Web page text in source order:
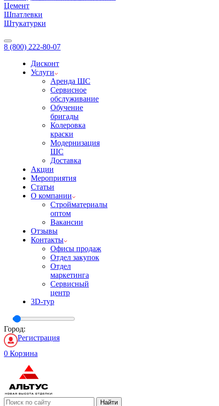
Цемент
Шпатлевки
Штукатурки
8 (800) 222-80-07
Дисконт
Услуги
Аренда ШС
Сервисное
обслуживание
Обучение
бригады
Колеровка
краски
Модернизация
ШС
Доставка
Акции
Мероприятия
Статьи
О компании
Стройматериалы
оптом
Вакансии
Отзывы
Контакты
Офисы продаж
Отдел закупок
Отдел
маркетинга
Сервисный
центр
3D-тур
Город:
Регистрация
0 Корзина
Найти